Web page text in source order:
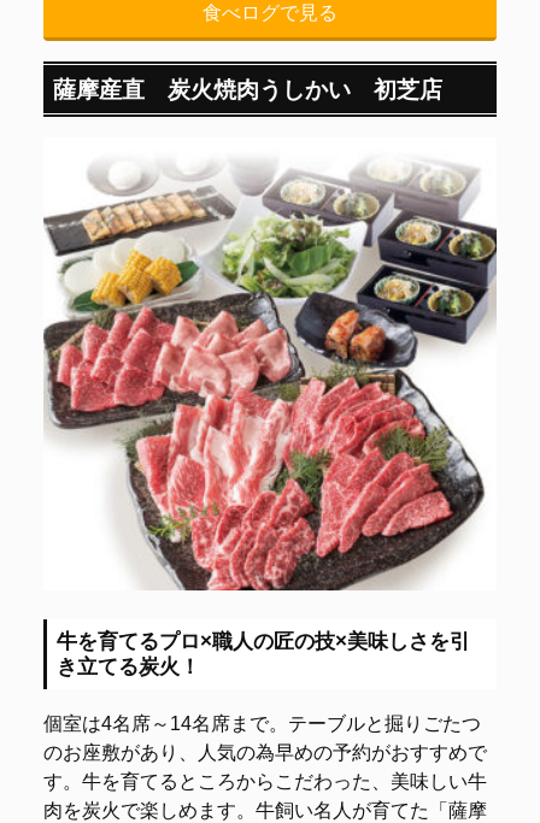
食べログで見る
薩摩産直 炭火焼肉うしかい 初芝店
牛を育てるプロ×職人の匠の技×美味しさを引
き立てる炭火！
個室は4名席～14名席まで。テーブルと掘りごたつ
のお座敷があり、人気の為早めの予約がおすすめで
す。牛を育てるところからこだわった、美味しい牛
肉を炭火で楽しめます。牛飼い名人が育てた「薩摩